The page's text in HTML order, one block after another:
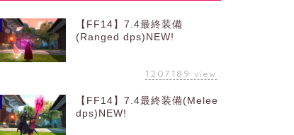
【FF14】7.4最終装備
(Ranged dps)NEW!
1207189 view
【FF14】7.4最終装備(Melee
dps)NEW!